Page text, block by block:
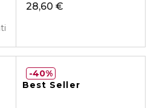
28,60 €
Best Seller
40%